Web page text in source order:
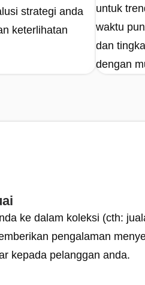
strategi anda
keterlihatan
untuk
waktu
dan
dengan
ke dalam koleksi (cth:
pengalaman
kepada pelanggan anda.